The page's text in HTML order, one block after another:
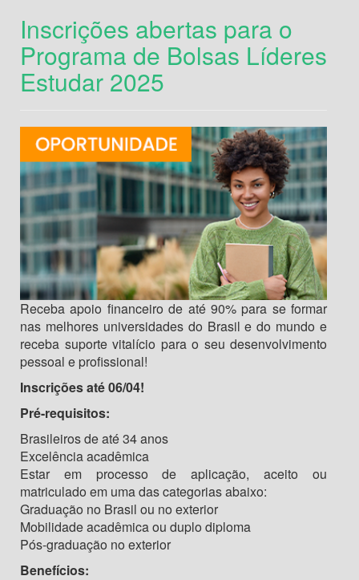
Inscrições abertas para o
Programa de Bolsas Líderes
Estudar 2025
Receba apoio financeiro de até 90% para se formar
nas melhores universidades do Brasil e do mundo e
receba suporte vitalício para o seu desenvolvimento
pessoal e profissional!
Inscrições até 06/04!
Pré-requisitos:
Brasileiros de até 34 anos
Excelência acadêmica
Estar em processo de aplicação, aceito ou
matriculado em uma das categorias abaixo:
Graduação no Brasil ou no exterior
Mobilidade acadêmica ou duplo diploma
Pós-graduação no exterior
Benefícios: